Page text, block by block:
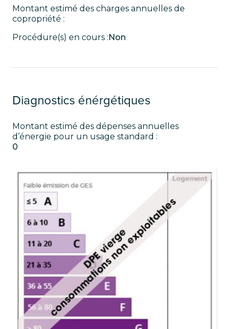
Montant estimé des charges annuelles de
copropriété :
Procédure(s) en cours :Non
Diagnostics énérgétiques
Montant estimé des dépenses annuelles
d’énergie pour un usage standard :
0